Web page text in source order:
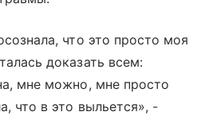
что это просто моя
доказать всем:
мне можно, мне просто
что в это выльется», -